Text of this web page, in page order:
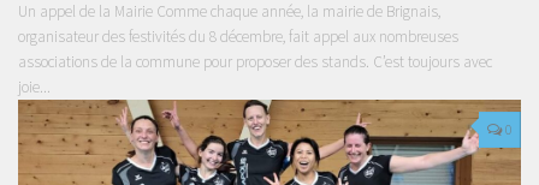
Un appel de la Mairie Comme chaque année, la mairie de Brignais,
organisateur des festivités du 8 décembre, fait appel aux nombreuses
associations de la commune pour proposer des stands. C’est toujours avec
joie...
0